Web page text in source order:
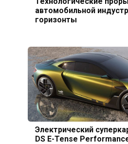
автомобильной
горизонты
Электрический
DS E-Tense